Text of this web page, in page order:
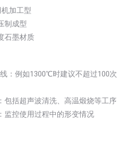
加工型
制成型
石墨材质
：例如1300℃时建议不超过100次
包括超声波清洗、高温煅烧等工序
监控使用过程中的形变情况